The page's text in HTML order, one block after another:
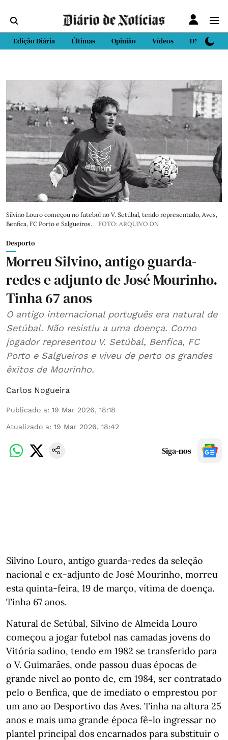
Edição Diária Últimas Opinião Vídeos DN Sport
Silvino Louro começou no futebol no V. Setúbal, tendo representado, Aves,
Benfica, FC Porto e Salgueiros.
FOTO: ARQUIVO DN
Desporto
Morreu Silvino, antigo guarda-
redes e adjunto de José Mourinho.
Tinha 67 anos
O antigo internacional português era natural de
Setúbal. Não resistiu a uma doença. Como
jogador representou V. Setúbal, Benfica, FC
Porto e Salgueiros e viveu de perto os grandes
êxitos de Mourinho.
Carlos Nogueira
Publicado a: 19 Mar 2026, 18:18
Atualizado a: 19 Mar 2026, 18:42
Siga-nos
Silvino Louro, antigo guarda-redes da seleção
nacional e ex-adjunto de José Mourinho, morreu
esta quinta-feira, 19 de março, vítima de doença.
Tinha 67 anos.
Natural de Setúbal, Silvino de Almeida Louro
começou a jogar futebol nas camadas jovens do
Vitória sadino, tendo em 1982 se transferido para
o V. Guimarães, onde passou duas épocas de
grande nível ao ponto de, em 1984, ser contratado
pelo o Benfica, que de imediato o emprestou por
um ano ao Desportivo das Aves. Tinha na altura 25
anos e mais uma grande época fê-lo ingressar no
plantel principal dos encarnados para substituir o